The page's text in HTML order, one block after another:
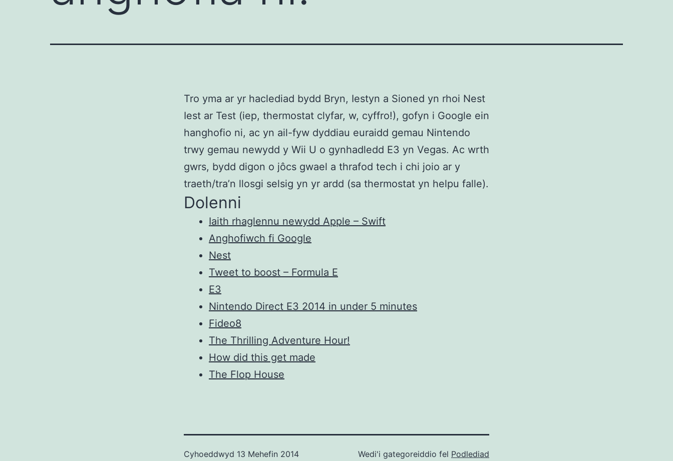
Tro yma ar yr haclediad bydd Bryn, Iestyn a Sioned yn rhoi Nest
Iest ar Test (iep, thermostat clyfar, w, cyffro!), gofyn i Google ein
hanghofio ni, ac yn ail-fyw dyddiau euraidd gemau Nintendo
trwy gemau newydd y Wii U o gynhadledd E3 yn Vegas. Ac wrth
gwrs, bydd digon o jôcs gwael a thrafod tech i chi joio ar y
traeth/tra’n llosgi selsig yn yr ardd (sa thermostat yn helpu falle).
Dolenni
Iaith rhaglennu newydd Apple – Swift
Anghofiwch fi Google
Nest
Tweet to boost – Formula E
E3
Nintendo Direct E3 2014 in under 5 minutes
Fideo8
The Thrilling Adventure Hour!
How did this get made
The Flop House
Cyhoeddwyd 13 Mehefin 2014
Wedi'i gategoreiddio fel Podlediad